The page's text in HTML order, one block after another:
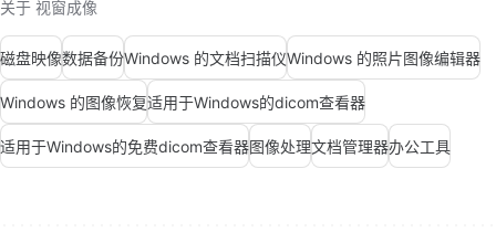
关于 视窗成像
磁盘映像数据备份Windows 的文档扫描仪Windows 的照片图像编辑器
Windows 的图像恢复适用于Windows的dicom查看器
适用于Windows的免费dicom查看器图像处理文档管理器办公工具